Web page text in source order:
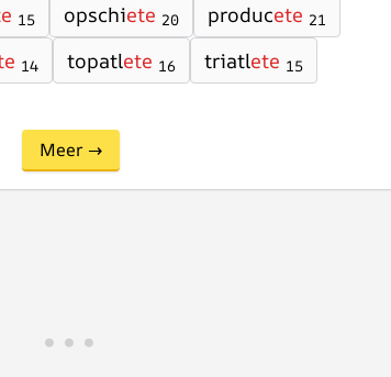
15 opschiete 20 producete 21
14 topatlete 16 triatlete 15
Meer →